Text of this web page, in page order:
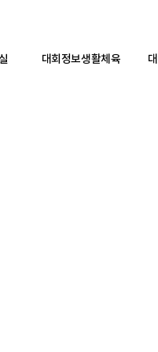
대회정보생활체육